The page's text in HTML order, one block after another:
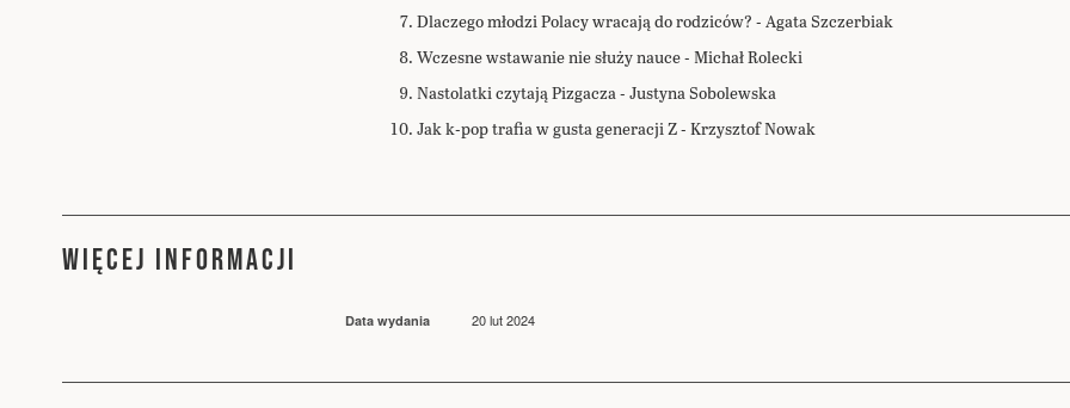
Dlaczego młodzi Polacy wracają do rodziców? - Agata Szczerbiak
Wczesne wstawanie nie służy nauce - Michał Rolecki
Nastolatki czytają Pizgacza - Justyna Sobolewska
Jak k-pop trafia w gusta generacji Z - Krzysztof Nowak
WIĘCEJ INFORMACJI
Więcej
Data wydania 20 lut 2024